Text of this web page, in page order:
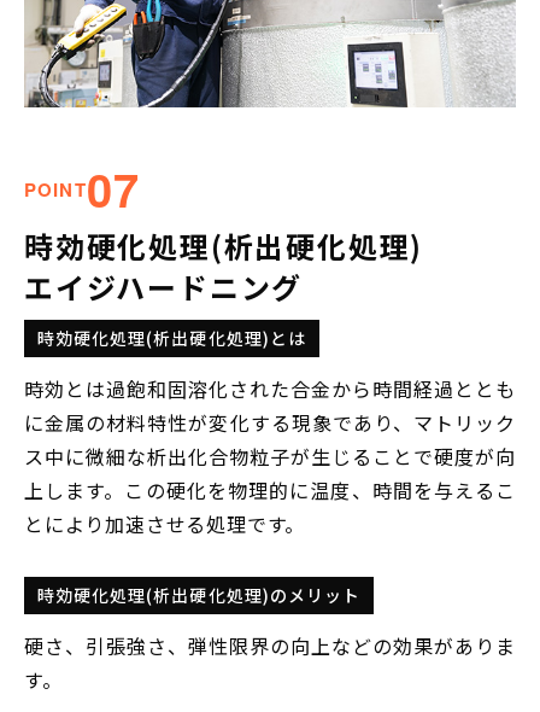
POINT07
時効硬化処理(析出硬化処理)
エイジハードニング
時効硬化処理(析出硬化処理)とは
時効とは過飽和固溶化された合金から時間経過ととも
に金属の材料特性が変化する現象であり、マトリック
ス中に微細な析出化合物粒子が生じることで硬度が向
上します。この硬化を物理的に温度、時間を与えるこ
とにより加速させる処理です。
時効硬化処理(析出硬化処理)のメリット
硬さ、引張強さ、弾性限界の向上などの効果がありま
す。